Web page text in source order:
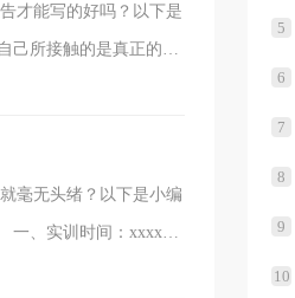
才能写的好吗？以下是
所接触的是真正的工
际关系的复杂远不是以
毫无头绪？以下是小编
、实训时间：xxxx年
目的： 为了让同学
5
6
7
8
9
10